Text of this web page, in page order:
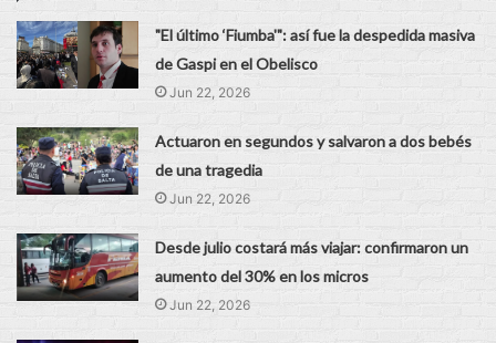
"El último ‘Fiumba'": así fue la despedida masiva
de Gaspi en el Obelisco
Jun 22, 2026
Actuaron en segundos y salvaron a dos bebés
de una tragedia
Jun 22, 2026
Desde julio costará más viajar: confirmaron un
aumento del 30% en los micros
Jun 22, 2026